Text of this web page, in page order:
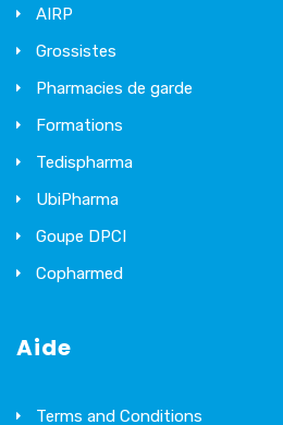
AIRP
Grossistes
Pharmacies de garde
Formations
Tedispharma
UbiPharma
Goupe DPCI
Copharmed
Aide
Terms and Conditions